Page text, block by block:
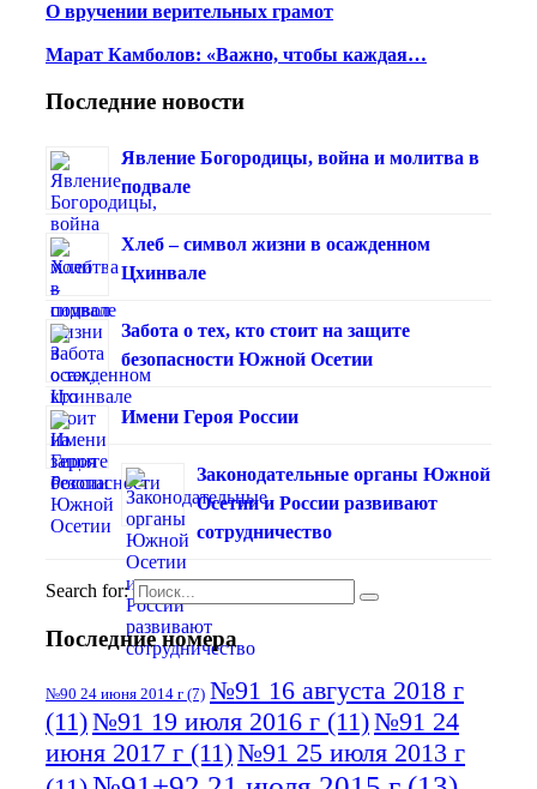
О вручении верительных грамот
Марат Камболов: «Важно, чтобы каждая…
Последние новости
Явление Богородицы, война и молитва в
подвале
Хлеб – символ жизни в осажденном
Цхинвале
Забота о тех, кто стоит на защите
безопасности Южной Осетии
Имени Героя России
Законодательные органы Южной
Осетии и России развивают
сотрудничество
Search for:
Последние номера
№90 24 июня 2014 г (7) №91 16 августа 2018 г
(11)№91 19 июля 2016 г (11)№91 24
июня 2017 г (11)№91 25 июля 2013 г